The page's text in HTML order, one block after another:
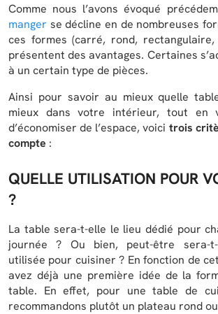
Comme nous l’avons évoqué
manger se décline en de nombreuses
ces formes (carré, rond,
présentent des avantages. Certaines
à un certain type de pièces.
Ainsi pour savoir au mieux quelle
mieux dans votre intérieur, tout en
d’économiser de l’espace, voici trois
compte :
QUELLE UTILISATION POUR
?
La table sera-t-elle le lieu dédié pour
journée ? Ou bien, peut-être sera-t-
utilisée pour cuisiner ? En fonction de
avez déjà une première idée de la
table. En effet, pour une table de
recommandons plutôt un plateau rond